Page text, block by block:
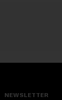
NEWSLETTER